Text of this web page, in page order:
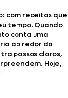
com receitas que
tempo. Quando
conta uma
ao redor da
passos claros,
Hoje,